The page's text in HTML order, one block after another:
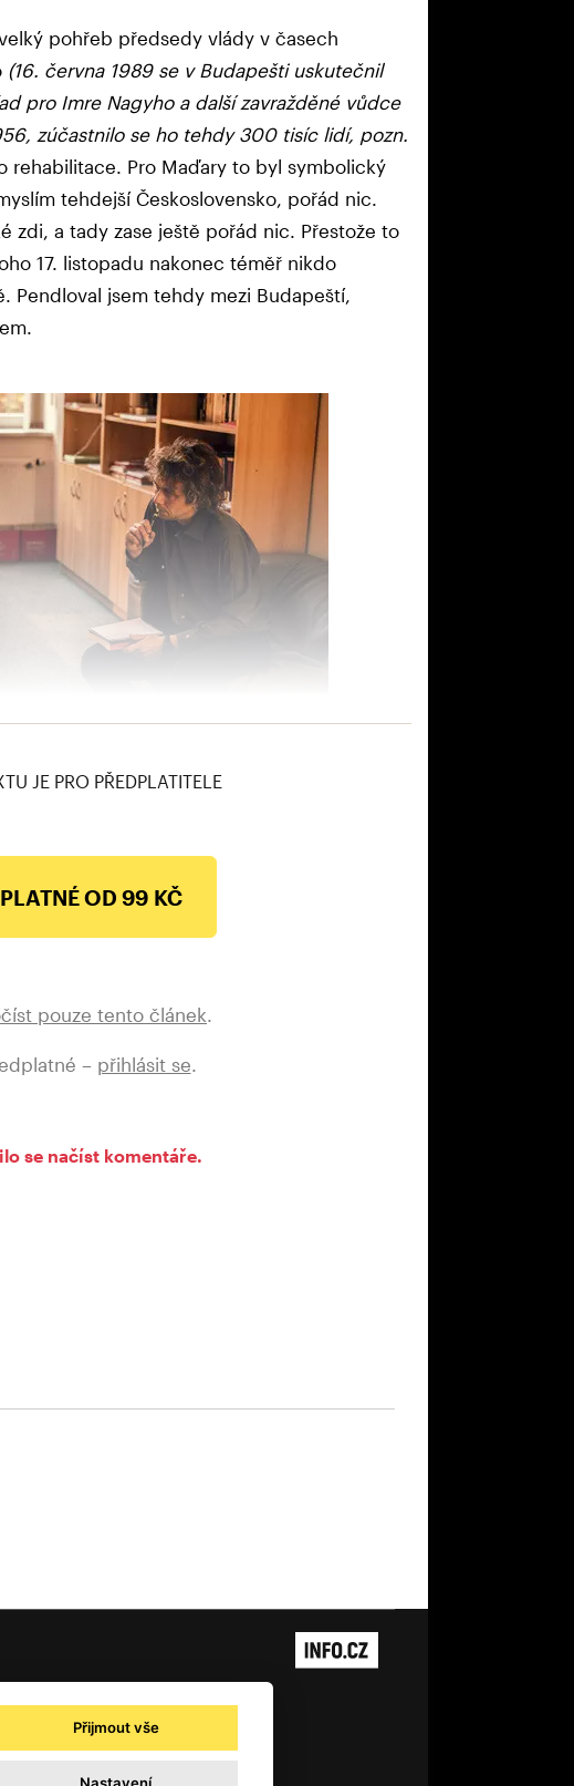
pohřeb předsedy vlády v časech
(16. června 1989 se v Budapešti uskutečnil
pro Imre Nagyho a další zavražděné vůdce
zúčastnilo se ho tehdy 300 tisíc lidí, pozn.
rehabilitace. Pro Maďary to byl symbolický
tehdejší Československo, pořád nic.
zdi, a tady zase ještě pořád nic. Přestože to
17. listopadu nakonec téměř nikdo
Pendloval jsem tehdy mezi Budapeští,
JE PRO PŘEDPLATITELE
OD 99 KČ
pouze tento článek.
– přihlásit se.
se načíst komentáře.
osobních údajů pro novinářské a další účely
Přijmout vše
Nastavení